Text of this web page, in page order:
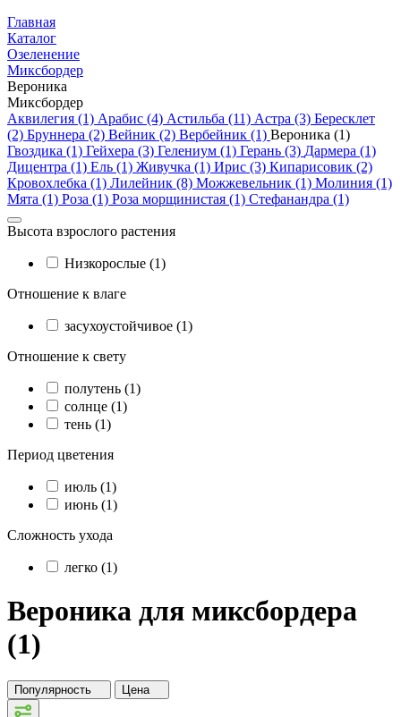
Главная
Каталог
Озеленение
Миксбордер
Вероника
Миксбордер
Аквилегия (1) Арабис (4) Астильба (11) Астра (3) Бересклет
(2) Бруннера (2) Вейник (2) Вербейник (1) Вероника (1)
Гвоздика (1) Гейхера (3) Гелениум (1) Герань (3) Дармера (1)
Дицентра (1) Ель (1) Живучка (1) Ирис (3) Кипарисовик (2)
Кровохлебка (1) Лилейник (8) Можжевельник (1) Молиния (1)
Мята (1) Роза (1) Роза морщинистая (1) Стефанандра (1)
Высота взрослого растения
Низкорослые (1)
Отношение к влаге
засухоустойчивое (1)
Отношение к свету
полутень (1)
солнце (1)
тень (1)
Период цветения
июль (1)
июнь (1)
Сложность ухода
легко (1)
Вероника для миксбордера
(1)
Популярность Цена